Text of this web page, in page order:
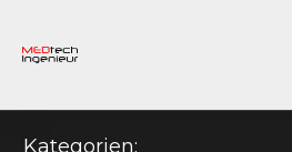
Kategorien: